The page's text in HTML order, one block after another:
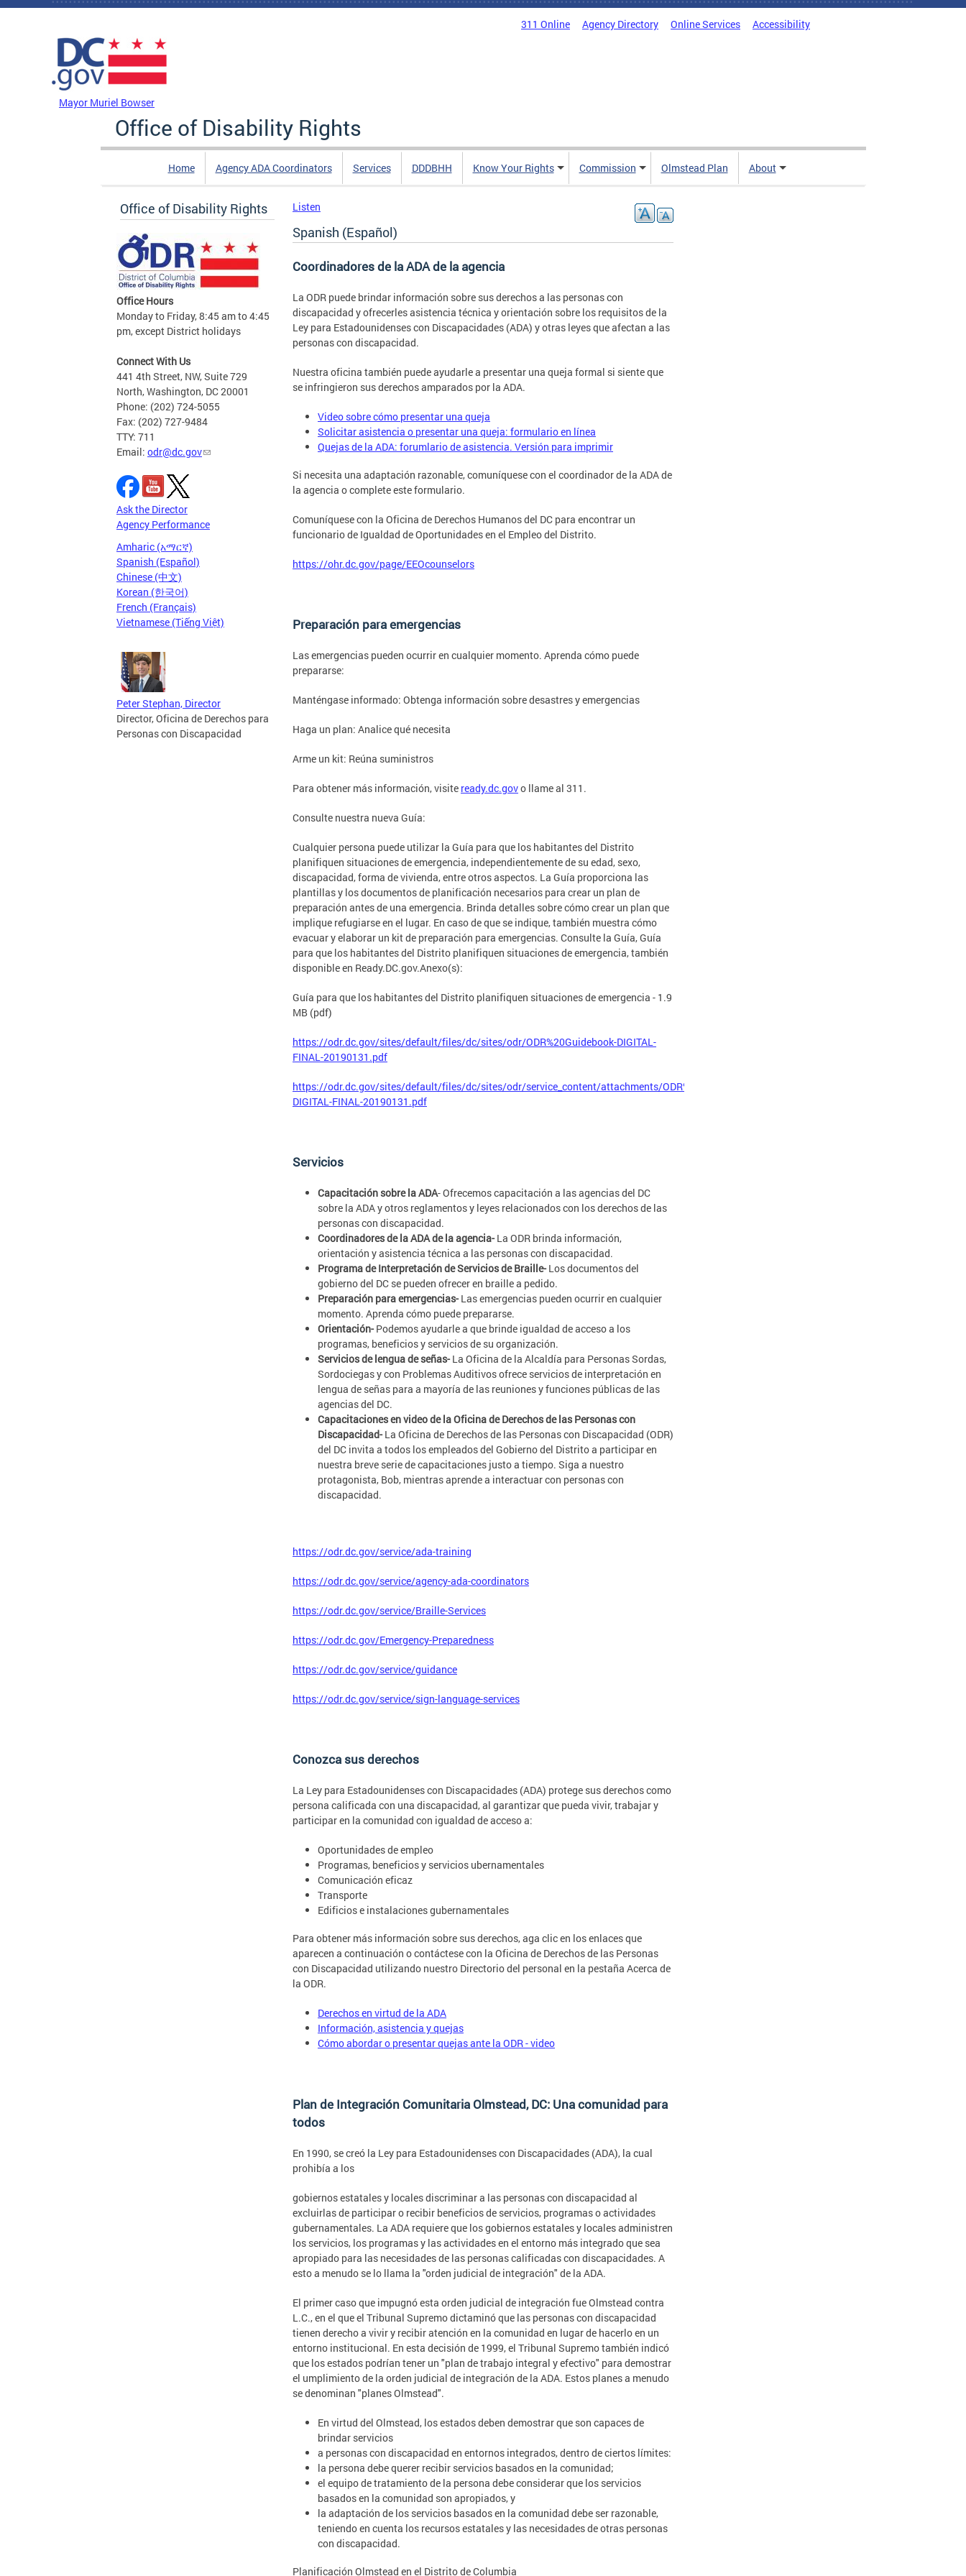
Skip to main content
311 Online Agency Directory Online Services Accessibility
Mayor Muriel Bowser
Office of Disability Rights
Home Agency ADA Coordinators Services DDDBHH Know Your Rights Commission Olmstead Plan About
Office of Disability Rights
Office Hours
Monday to Friday, 8:45 am to 4:45
pm, except District holidays
Connect With Us
441 4th Street, NW, Suite 729
North, Washington, DC 20001
Phone: (202) 724-5055
Fax: (202) 727-9484
TTY: 711
Email: odr@dc.gov
Ask the Director
Agency Performance
Amharic (አማርኛ)
Spanish (Español)
Chinese (中文)
Korean (한국어)
French (Français)
Vietnamese (Tiếng Việt)
Peter Stephan, Director
Director, Oficina de Derechos para
Personas con Discapacidad
Listen
Spanish (Español)
Coordinadores de la ADA de la agencia
La ODR puede brindar información sobre sus derechos a las personas con
discapacidad y ofrecerles asistencia técnica y orientación sobre los requisitos de la
Ley para Estadounidenses con Discapacidades (ADA) y otras leyes que afectan a las
personas con discapacidad.
Nuestra oficina también puede ayudarle a presentar una queja formal si siente que
se infringieron sus derechos amparados por la ADA.
Video sobre cómo presentar una queja
Solicitar asistencia o presentar una queja: formulario en línea
Quejas de la ADA: forumlario de asistencia. Versión para imprimir
Si necesita una adaptación razonable, comuníquese con el coordinador de la ADA de
la agencia o complete este formulario.
Comuníquese con la Oficina de Derechos Humanos del DC para encontrar un
funcionario de Igualdad de Oportunidades en el Empleo del Distrito.
https://ohr.dc.gov/page/EEOcounselors
Preparación para emergencias
Las emergencias pueden ocurrir en cualquier momento. Aprenda cómo puede
prepararse:
Manténgase informado: Obtenga información sobre desastres y emergencias
Haga un plan: Analice qué necesita
Arme un kit: Reúna suministros
Para obtener más información, visite ready.dc.govo llame al 311.
Consulte nuestra nueva Guía:
Cualquier persona puede utilizar la Guía para que los habitantes del Distrito
planifiquen situaciones de emergencia, independientemente de su edad, sexo,
discapacidad, forma de vivienda, entre otros aspectos. La Guía proporciona las
plantillas y los documentos de planificación necesarios para crear un plan de
preparación antes de una emergencia. Brinda detalles sobre cómo crear un plan que
implique refugiarse en el lugar. En caso de que se indique, también muestra cómo
evacuar y elaborar un kit de preparación para emergencias. Consulte la Guía, Guía
para que los habitantes del Distrito planifiquen situaciones de emergencia, también
disponible en Ready.DC.gov.Anexo(s):
Guía para que los habitantes del Distrito planifiquen situaciones de emergencia - 1.9
MB (pdf)
https://odr.dc.gov/sites/default/files/dc/sites/odr/ODR%20Guidebook-DIGITAL-
FINAL-20190131.pdf
https://odr.dc.gov/sites/default/files/dc/sites/odr/service_content/attachments/ODR%20Guidebook-
DIGITAL-FINAL-20190131.pdf
Servicios
Capacitación sobre la ADA- Ofrecemos capacitación a las agencias del DC
sobre la ADA y otros reglamentos y leyes relacionados con los derechos de las
personas con discapacidad.
Coordinadores de la ADA de la agencia-La ODR brinda información,
orientación y asistencia técnica a las personas con discapacidad.
Programa de Interpretación de Servicios de Braille-Los documentos del
gobierno del DC se pueden ofrecer en braille a pedido.
Preparación para emergencias-Las emergencias pueden ocurrir en cualquier
momento. Aprenda cómo puede prepararse.
Orientación-Podemos ayudarle a que brinde igualdad de acceso a los
programas, beneficios y servicios de su organización.
Servicios de lengua de señas-La Oficina de la Alcaldía para Personas Sordas,
Sordociegas y con Problemas Auditivos ofrece servicios de interpretación en
lengua de señas para a mayoría de las reuniones y funciones públicas de las
agencias del DC.
Capacitaciones en video de la Oficina de Derechos de las Personas con
Discapacidad-La Oficina de Derechos de las Personas con Discapacidad (ODR)
del DC invita a todos los empleados del Gobierno del Distrito a participar en
nuestra breve serie de capacitaciones justo a tiempo. Siga a nuestro
protagonista, Bob, mientras aprende a interactuar con personas con
discapacidad.
https://odr.dc.gov/service/ada-training
https://odr.dc.gov/service/agency-ada-coordinators
https://odr.dc.gov/service/Braille-Services
https://odr.dc.gov/Emergency-Preparedness
https://odr.dc.gov/service/guidance
https://odr.dc.gov/service/sign-language-services
Conozca sus derechos
La Ley para Estadounidenses con Discapacidades (ADA) protege sus derechos como
persona calificada con una discapacidad, al garantizar que pueda vivir, trabajar y
participar en la comunidad con igualdad de acceso a:
Oportunidades de empleo
Programas, beneficios y servicios ubernamentales
Comunicación eficaz
Transporte
Edificios e instalaciones gubernamentales
Para obtener más información sobre sus derechos, aga clic en los enlaces que
aparecen a continuación o contáctese con la Oficina de Derechos de las Personas
con Discapacidad utilizando nuestro Directorio del personal en la pestaña Acerca de
la ODR.
Derechos en virtud de la ADA
Información, asistencia y quejas
Cómo abordar o presentar quejas ante la ODR - video
Plan de Integración Comunitaria Olmstead, DC: Una comunidad para
todos
En 1990, se creó la Ley para Estadounidenses con Discapacidades (ADA), la cual
prohibía a los
gobiernos estatales y locales discriminar a las personas con discapacidad al
excluirlas de participar o recibir beneficios de servicios, programas o actividades
gubernamentales. La ADA requiere que los gobiernos estatales y locales administren
los servicios, los programas y las actividades en el entorno más integrado que sea
apropiado para las necesidades de las personas calificadas con discapacidades. A
esto a menudo se lo llama la "orden judicial de integración" de la ADA.
El primer caso que impugnó esta orden judicial de integración fue Olmstead contra
L.C., en el que el Tribunal Supremo dictaminó que las personas con discapacidad
tienen derecho a vivir y recibir atención en la comunidad en lugar de hacerlo en un
entorno institucional. En esta decisión de 1999, el Tribunal Supremo también indicó
que los estados podrían tener un "plan de trabajo integral y efectivo" para demostrar
el umplimiento de la orden judicial de integración de la ADA. Estos planes a menudo
se denominan "planes Olmstead".
En virtud del Olmstead, los estados deben demostrar que son capaces de
brindar servicios
a personas con discapacidad en entornos integrados, dentro de ciertos límites:
la persona debe querer recibir servicios basados en la comunidad;
el equipo de tratamiento de la persona debe considerar que los servicios
basados en la comunidad son apropiados, y
la adaptación de los servicios basados en la comunidad debe ser razonable,
teniendo en cuenta los recursos estatales y las necesidades de otras personas
con discapacidad.
Planificación Olmstead en el Distrito de Columbia